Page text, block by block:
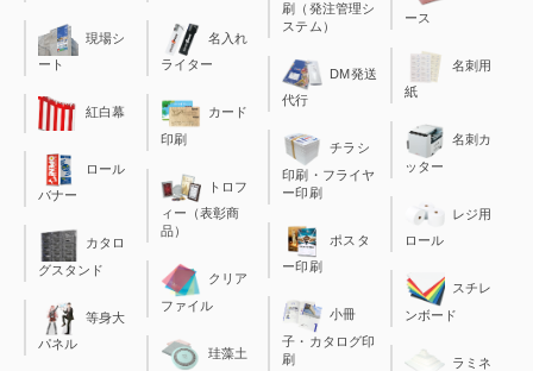
現場シ
ート
紅白幕
ロール
バナー
カタロ
グスタンド
等身大
パネル
名入れ
ライター
カード
印刷
トロフ
ィー（表彰商
品）
クリア
ファイル
珪藻土
刷（発注管理シ
ステム）
DM発送
代行
チラシ
印刷・フライヤ
ー印刷
ポスタ
ー印刷
小冊
子・カタログ印
刷
ース
名刺用
紙
名刺カ
ッター
レジ用
ロール
スチレ
ンボード
ラミネ